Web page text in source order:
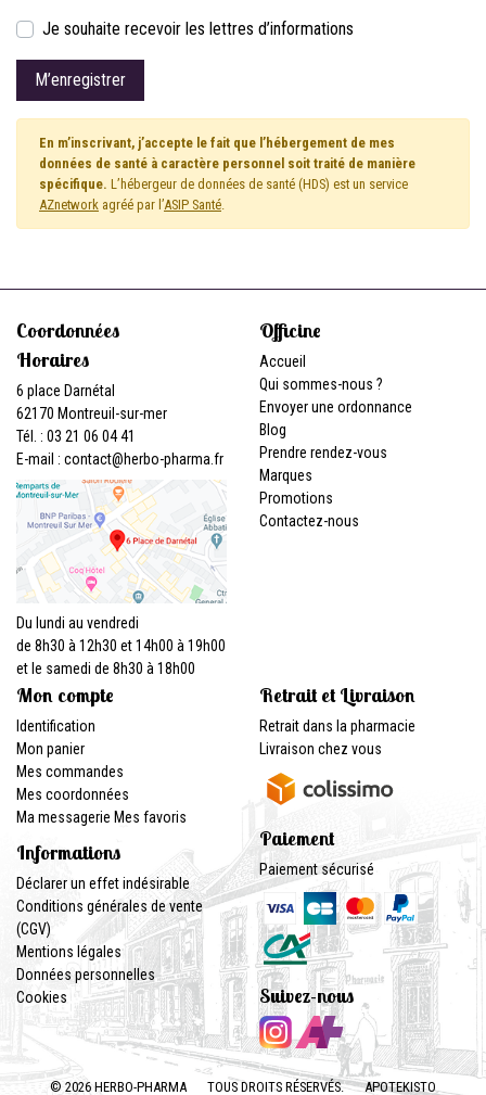
Je souhaite recevoir les lettres d’informations
M’enregistrer
En m’inscrivant, j’accepte le fait que l’hébergement de mes
données de santé à caractère personnel soit traité de manière
spécifique. L’hébergeur de données de santé (HDS) est un service
AZnetwork agréé par l’ASIP Santé.
Coordonnées
Horaires
6 place Darnétal
62170 Montreuil-sur-mer
Tél. : 03 21 06 04 41
E-mail : contact@herbo-pharma.fr
Du lundi au vendredi
de 8h30 à 12h30 et 14h00 à 19h00
et le samedi de 8h30 à 18h00
Officine
Accueil
Qui sommes-nous ?
Envoyer une ordonnance
Blog
Prendre rendez-vous
Marques
Promotions
Contactez-nous
Mon compte
Identification
Mon panier
Mes commandes
Mes coordonnées
Ma messagerie Mes favoris
Informations
Déclarer un effet indésirable
Conditions générales de vente
(CGV)
Mentions légales
Données personnelles
Cookies
Retrait et Livraison
Retrait dans la pharmacie
Livraison chez vous
Paiement
Paiement sécurisé
Suivez-nous
© 2026 HERBO-PHARMA TOUS DROITS RÉSERVÉS. APOTEKISTO